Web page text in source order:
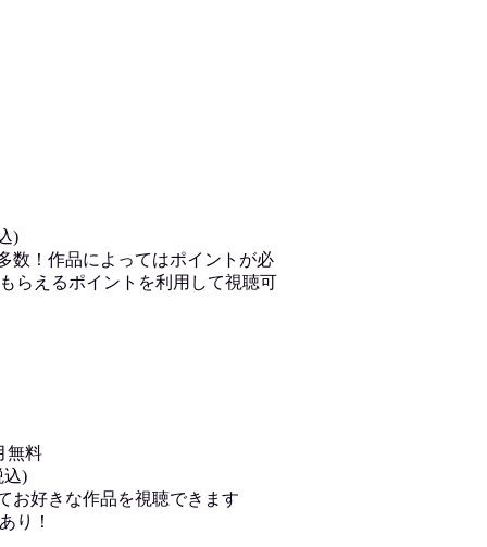
)
！作品によってはポイントが必
らえるポイントを利用して視聴可
無料
込)
お好きな作品を視聴できます
り！